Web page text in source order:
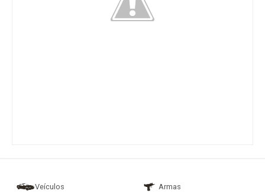
Veículos Armas